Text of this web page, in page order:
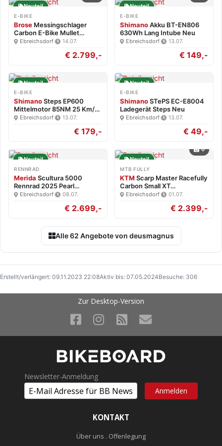
Neuteil
E-BIKE
Brose Messingschlager
Carbon E-Bike Mullet
Brose…
Ebreichsdorf· 14.07.
€ 2.799,-
Neuteil
E-BIKE
ShimanoAkku BT-EN806
630Wh Lang Intube Neu
Ebreichsdorf· 13.07.
€ 149,-
Neuteil
E-BIKE
ShimanoSteps EP600
Mittelmotor 85NM 25 Km/h
NeuEbreichsdorf· 13.07.
€ 179,-
Neuteil
E-BIKE
ShimanoSTePS EC-E8004
Ladegerät Steps Neu
Ebreichsdorf· 13.07.
€ 49,-
Neuteil
RENNRAD
Merida Scultura 5000
Rennrad 2025 Pearl
White/Blk…
Ebreichsdorf· 08.07.
€ 2.699,-
6
Neuteil
MTB FULLY
KTM Scarp Master Racefully
Carbon Small XT…
Ebreichsdorf· 01.07.
€ 2.399,-
Alle 62 Angebote von deusmagnus
Erstellt/verlängert: 09.11.2023 22:08Aktiv bis: 07.05.2024Besuche: 306
Zur Desktop-Version
Newsletter-Anmeldung
KONTAKT
Über uns . Offenlegung